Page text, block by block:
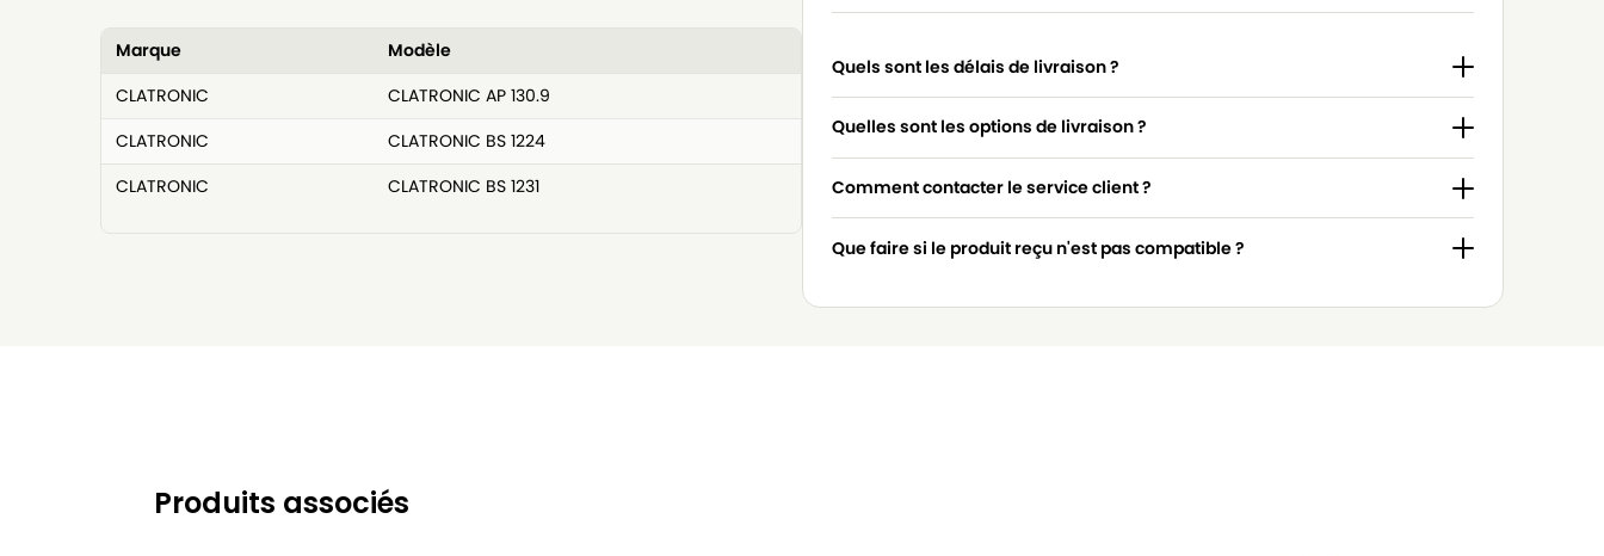
Marque
Modèle
CLATRONIC
CLATRONIC AP 130.9
CLATRONIC
CLATRONIC BS 1224
CLATRONIC
CLATRONIC BS 1231
Quels sont les délais de livraison ?
Quelles sont les options de livraison ?
Comment contacter le service client ?
Que faire si le produit reçu n'est pas compatible ?
Produits associés